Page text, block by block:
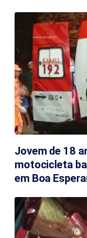
Jovem de 18
motocicleta
em Boa